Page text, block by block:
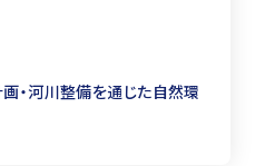
・河川整備を通じた自然環